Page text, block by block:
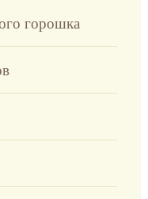
горошка